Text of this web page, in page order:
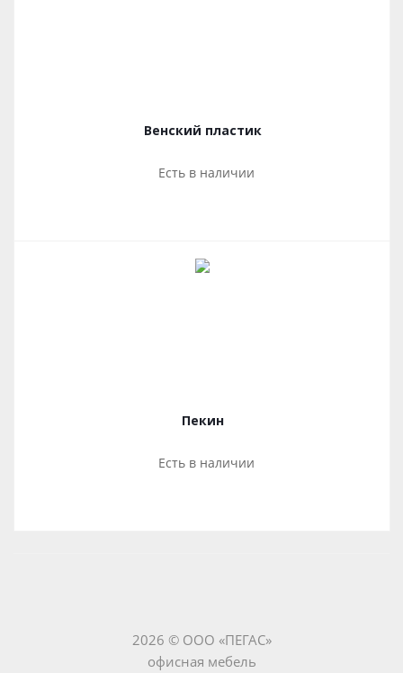
Венский пластик
Есть в наличии
Пекин
Есть в наличии
2026 © ООО «ПЕГАС»
офисная мебель